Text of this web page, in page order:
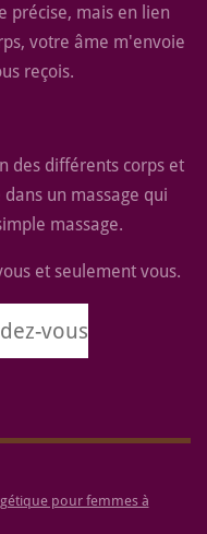
précise, mais en lien
votre âme m'envoie
reçois.
des différents corps et
un massage qui
massage.
et seulement vous.
vous
pour femmes à